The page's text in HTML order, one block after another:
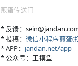
煎蛋传送门
* 反馈：
* 投稿： 微信小程序煎蛋(
* APP： jandan.net/app
* 公众号：王摸鱼